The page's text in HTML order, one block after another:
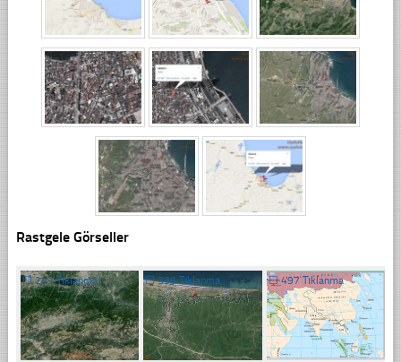
Rastgele Görseller
☐241 Tıklanma ☐336 Tıklanma ☐497 Tıklanma